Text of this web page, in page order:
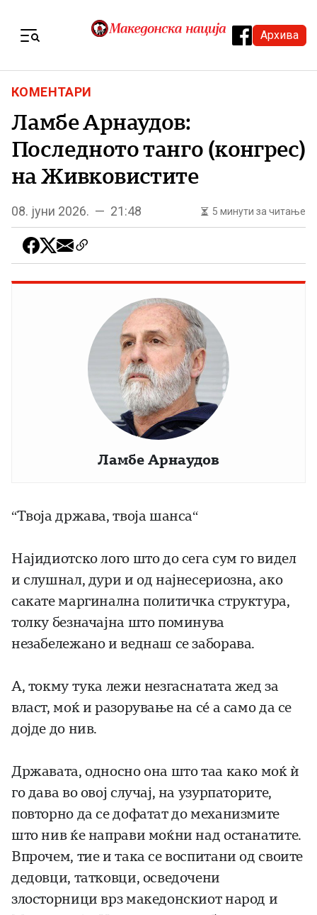
Архива
КОМЕНТАРИ
Ламбе Арнаудов:
Последното танго (конгрес)
на Живковистите
08. јуни 2026. — 21:48 5 минути за читање
Ламбе Арнаудов
“Твоја држава, твоја шанса“
Најидиотско лого што до сега сум го видел
и слушнал, дури и од најнесериозна, ако
сакате маргинална политичка структура,
толку безначајна што поминува
незабележано и веднаш се заборава.
А, токму тука лежи незгаснатата жед за
власт, моќ и разорување на сé а само да се
дојде до нив.
Државата, односно она што таа како моќ ѝ
го дава во овој случај, на узурпаторите,
повторно да се дофатат до механизмите
што нив ќе направи моќни над останатите.
Впрочем, тие и така се воспитани од своите
дедовци, татковци, осведочени
злосторници врз македонскиот народ и